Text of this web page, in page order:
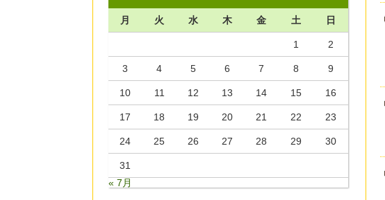
月 火 水 木 金 土 日
1 2
3 4 5 6 7 8 9
10 11 12 13 14 15 16
17 18 19 20 21 22 23
24 25 26 27 28 29 30
31
« 7月